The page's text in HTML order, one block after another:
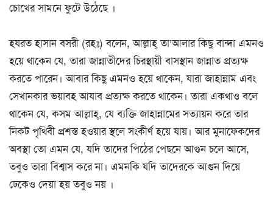
চোখের সামনে ফুটে উঠেছে ।
হযরত হাসান বসরী (রহঃ) বলেন, আল্লাহ্ তা’আলার কিছু বান্দা এমনও
হয়ে থাকেন যে, তারা জান্নাতীদের চিরস্থায়ী বাসস্থান জান্নাত প্রত্যক্ষ
করতে পারেন। আবার কিছু এমনও হয়ে থাকেন, যারা জাহান্নাম এবং
সেখানকার ভয়াবহ আযাব প্রত্যক্ষ করতে থাকেন। তারা একথাও বলে
থাকেন যে, কসম আল্লাহ্, যে ব্যক্তি জাহান্নামের সত্যায়ন করে তার
নিকট পৃথিবী প্রশস্ত হওয়ার স্থলে সংকীর্ণ হয়ে যায়। আর মুনাফেকদের
অবস্থা তো এমন যে, যদি তাদের পিঠের পেছনে আগুন চলে আসে,
তবুও তারা বিশ্বাস করে না। এমনকি যদি তাদেরকে আগুন দিয়ে
ঢেকেও দেয়া হয় তবুও নয় ।